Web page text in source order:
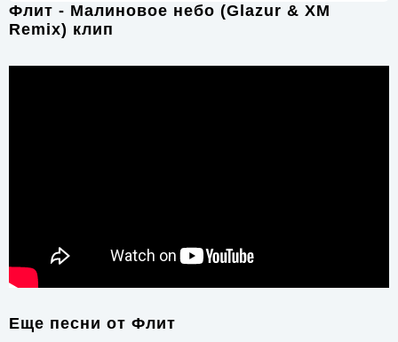
Флит - Малиновое небо (Glazur & XM
Remix) клип
Еще песни от Флит